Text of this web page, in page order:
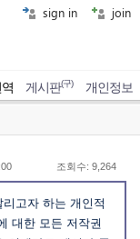
sign in join
게시판(구) 개인정보
조회수: 9,264
고자 하는 개인적
대한 모든 저작권